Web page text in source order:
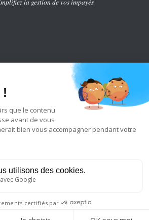
la gestion de vos impayés